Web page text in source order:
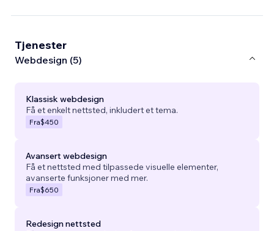
Tjenester
Webdesign (5)
Klassisk webdesign
Få et enkelt nettsted, inkludert et tema.
Fra$450
Avansert webdesign
Få et nettsted med tilpassede visuelle elementer,
avanserte funksjoner med mer.
Fra$650
Redesign nettsted